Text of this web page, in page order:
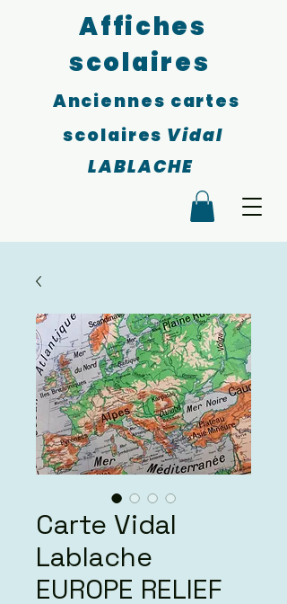
Affiches
scolaires
Anciennes cartes
scolaires Vidal
LABLACHE
Carte Vidal
Lablache
EUROPE RELIEF